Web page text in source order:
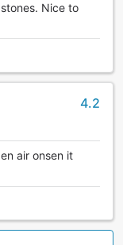
Nice to
4.2
air onsen it